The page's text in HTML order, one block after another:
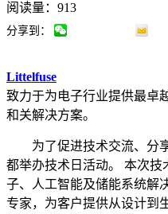
阅读量：913
分享到：
Littelfuse
致力于为电子行业提供最卓
和关解决方案。
为了促进技术交流、分享
都举办技术日活动。 本次
子、人工智能及储能系统解
专家，为客户提供从设计到